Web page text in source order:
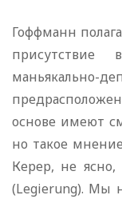
Гоффманн
присутствие
маньякально-
основе имеют
но такое
Керер, не
(Legierung). Мы